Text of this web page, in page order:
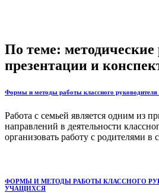
По теме: методические
презентации и
Формы и методы работы классного руководителя
Работа с семьей является одним из
направлений в деятельности
организовать работу с родителями в
ФОРМЫ И МЕТОДЫ РАБОТЫ КЛАССНОГО
УЧАЩИХСЯ